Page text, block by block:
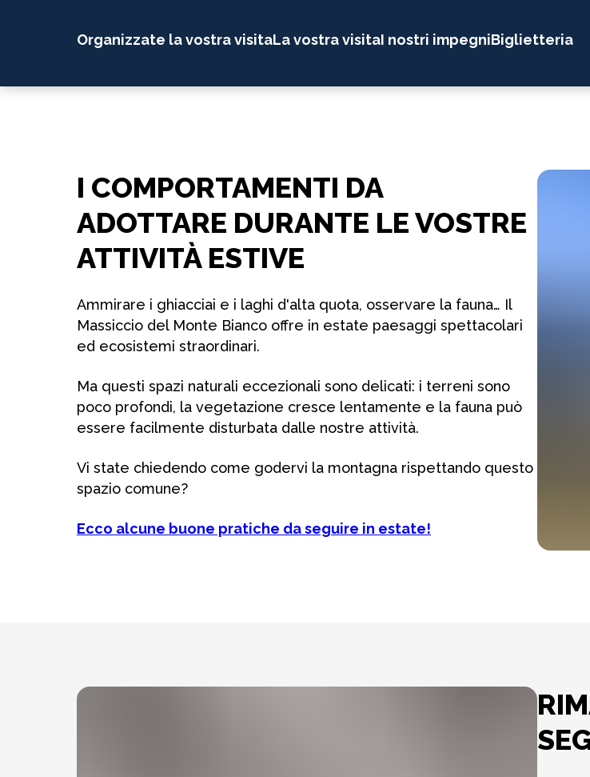
Organizzate la vostra visitaLa vostra visitaI nostri impegniBiglietteria
I COMPORTAMENTI DA
ADOTTARE DURANTE LE VOSTRE
ATTIVITÀ ESTIVE
Ammirare i ghiacciai e i laghi d'alta quota, osservare la fauna… Il
Massiccio del Monte Bianco offre in estate paesaggi spettacolari
ed ecosistemi straordinari.
Ma questi spazi naturali eccezionali sono delicati: i terreni sono
poco profondi, la vegetazione cresce lentamente e la fauna può
essere facilmente disturbata dalle nostre attività.
Vi state chiedendo come godervi la montagna rispettando questo
spazio comune?
Ecco alcune buone pratiche da seguire in estate!